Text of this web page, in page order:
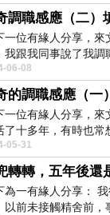
調職感應（二）
一位有緣人分享，
我跟我同事說了我
訝...
06-08
的調職感應（一
一位有緣人分享，
了十多年，有時也常
05-31
轉轉，五年後還
為一有緣人分享：
以前未接觸精舍前